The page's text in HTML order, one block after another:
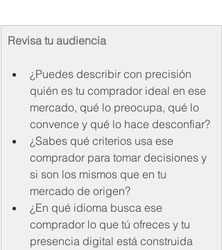
Revisa tu audiencia
¿Puedes describir con precisión
quién es tu comprador ideal en ese
mercado, qué lo preocupa, qué lo
convence y qué lo hace desconfiar?
¿Sabes qué criterios usa ese
comprador para tomar decisiones y
si son los mismos que en tu
mercado de origen?
¿En qué idioma busca ese
comprador lo que tú ofreces y tu
presencia digital está construida